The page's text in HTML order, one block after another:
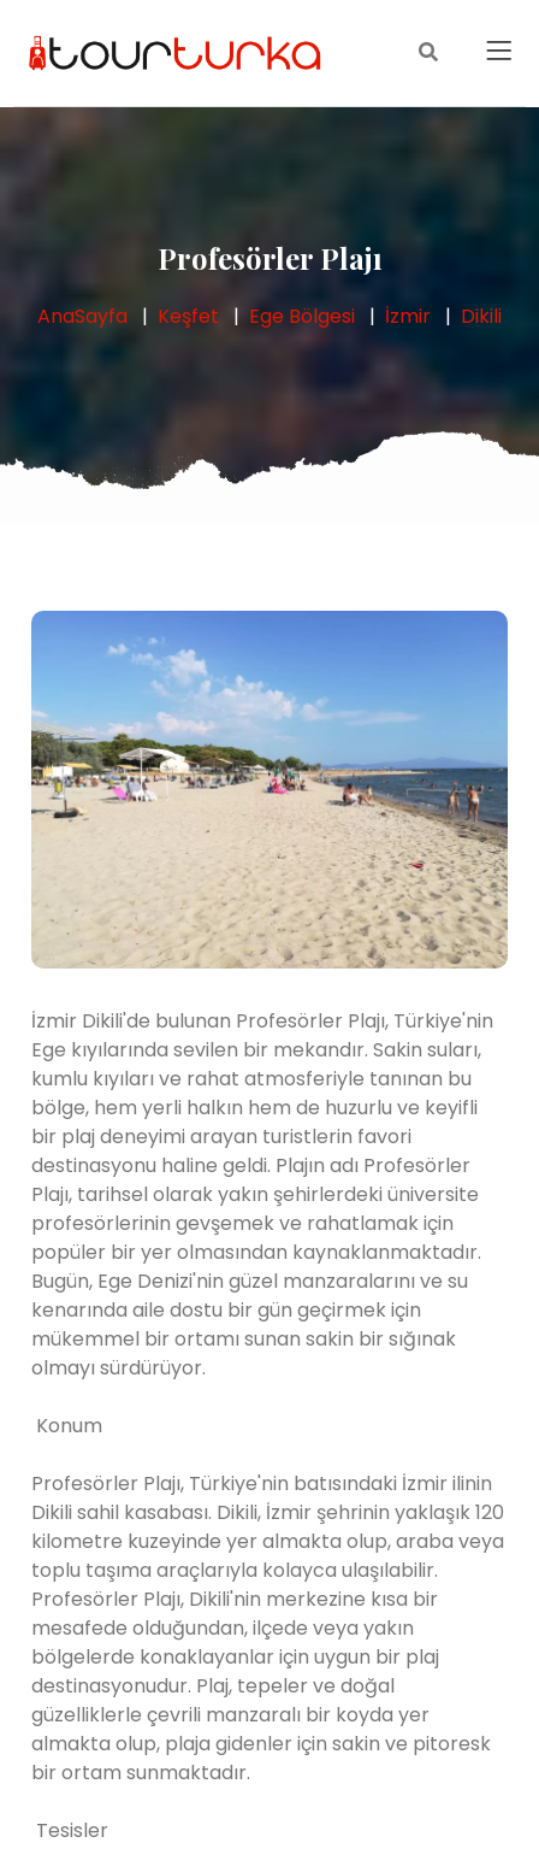
Profesörler Plajı
AnaSayfa Keşfet Ege Bölgesi İzmir Dikili
İzmir Dikili'de bulunan Profesörler Plajı, Türkiye'nin
Ege kıyılarında sevilen bir mekandır. Sakin suları,
kumlu kıyıları ve rahat atmosferiyle tanınan bu
bölge, hem yerli halkın hem de huzurlu ve keyifli
bir plaj deneyimi arayan turistlerin favori
destinasyonu haline geldi. Plajın adı Profesörler
Plajı, tarihsel olarak yakın şehirlerdeki üniversite
profesörlerinin gevşemek ve rahatlamak için
popüler bir yer olmasından kaynaklanmaktadır.
Bugün, Ege Denizi'nin güzel manzaralarını ve su
kenarında aile dostu bir gün geçirmek için
mükemmel bir ortamı sunan sakin bir sığınak
olmayı sürdürüyor.
Konum
Profesörler Plajı, Türkiye'nin batısındaki İzmir ilinin
Dikili sahil kasabası. Dikili, İzmir şehrinin yaklaşık 120
kilometre kuzeyinde yer almakta olup, araba veya
toplu taşıma araçlarıyla kolayca ulaşılabilir.
Profesörler Plajı, Dikili'nin merkezine kısa bir
mesafede olduğundan, ilçede veya yakın
bölgelerde konaklayanlar için uygun bir plaj
destinasyonudur. Plaj, tepeler ve doğal
güzelliklerle çevrili manzaralı bir koyda yer
almakta olup, plaja gidenler için sakin ve pitoresk
bir ortam sunmaktadır.
Tesisler